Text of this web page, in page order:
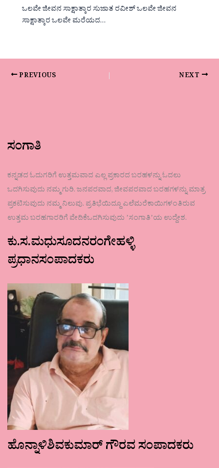
ಒಲವೇ ಜೀವನ ಸಾಕ್ಷಾತ್ಕಾರ ಸುಜಾತ ರವೀಶ್ ಒಲವೇ ಜೀವನ
ಸಾಕ್ಷಾತ್ಕಾರ ಒಲವೇ ಮರೆಯದ…
PREVIOUS NEXT
ಸಂಗಾತಿ
ಕನ್ನಡದ ಓದುಗರಿಗೆ ಉತ್ತಮವಾದ ಎಲ್ಲ ಪ್ರಕಾರದ ಬರಹಳನ್ನು ಓದಲು
ಒದಗಿಸುವುದು ನಮ್ಮ ಗುರಿ. ಜನಪರವಾದ, ಜೀವಪರವಾದ ಬರಹಗಳನ್ನು ಮಾತ್ರ
ಪ್ರಕಟಿಸುವುದು ನಮ್ಮ ನಿಲುವು. ಪ್ರತಿಭೆಯಿದ್ದೂ ಎಲೆಮರೆಕಾಯಿಗಳಂತಿರುವ
ಉತ್ತಮ ಬರಹಗಾರರಿಗೆ ವೇದಿಕೆಒದಗಿಸುವುದು ʼಸಂಗಾತಿʼಯ ಉದ್ದೇಶ.
ಕು.ಸ.ಮಧುಸೂದನರಂಗೇಹಳ್ಳಿ
ಪ್ರಧಾನಸಂಪಾದಕರು
ಹೊನ್ನಾಳಿಶಿವಕುಮಾರ್ ಗೌರವ ಸಂಪಾದಕರು